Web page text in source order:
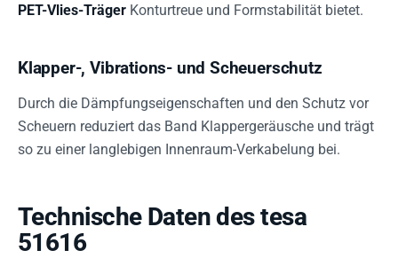
PET-Vlies-Träger Konturtreue und Formstabilität bietet.
Klapper-, Vibrations- und Scheuerschutz
Durch die Dämpfungseigenschaften und den Schutz vor
Scheuern reduziert das Band Klappergeräusche und trägt
so zu einer langlebigen Innenraum-Verkabelung bei.
Technische Daten des tesa
51616